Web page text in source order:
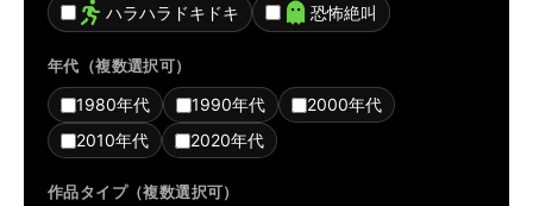
ハラハラドキドキ
恐怖絶叫
年代（複数選択可）
1980年代 1990年代
2000年代
2010年代
2020年代
作品タイプ（複数選択可）